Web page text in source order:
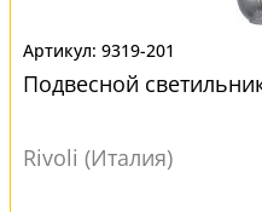
9319-201
Подвесной
Rivoli (Италия)